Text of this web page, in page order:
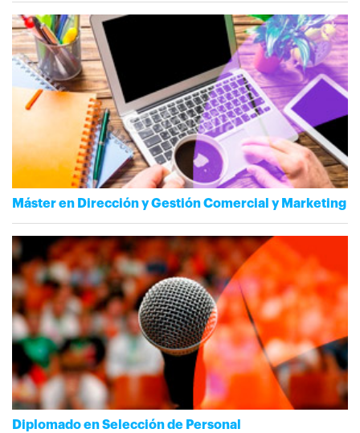
Máster en Dirección y Gestión Comercial y Marketing
Diplomado en Selección de Personal